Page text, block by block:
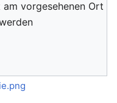
vorgesehenen Ort